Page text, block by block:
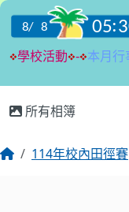
所有相簿
114年校內田徑賽